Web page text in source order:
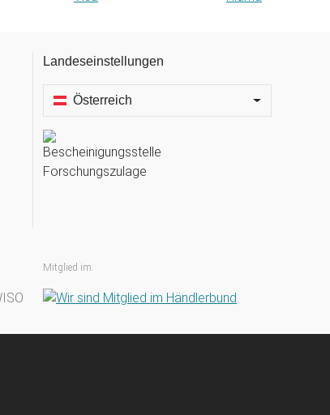
Landeseinstellungen
Österreich
Mitglied im: